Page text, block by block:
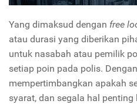
Yang dimaksud dengan free
atau durasi yang diberikan
untuk nasabah atau pemilik
setiap poin pada polis.
mempertimbangkan apakah
syarat, dan segala hal